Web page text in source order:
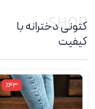
کتونی دخترانه با
کیفیت
SHOP
٪43